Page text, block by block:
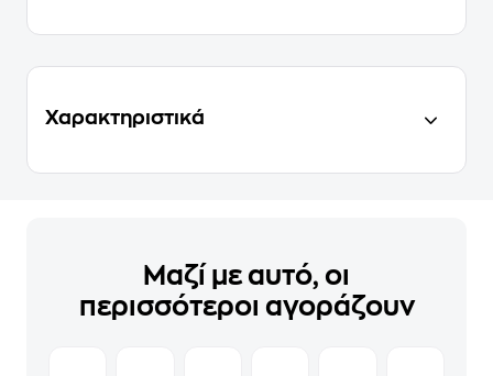
Χαρακτηριστικά
Μαζί με αυτό, οι
περισσότεροι αγοράζουν